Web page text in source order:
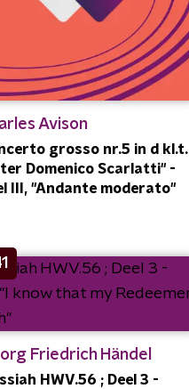
Avison
grosso nr.5 in d kl.t.
Domenico Scarlatti" -
III, "Andante moderato"
Friedrich Händel
HWV.56 ; Deel 3 -